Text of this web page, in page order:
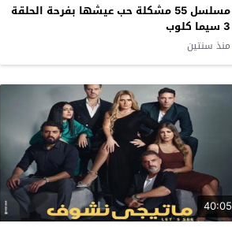
مسلسل 55 مشكلة حب عيشها بفرحة الحلقة
3 سيما كلوب
منذ سنتين
40:05